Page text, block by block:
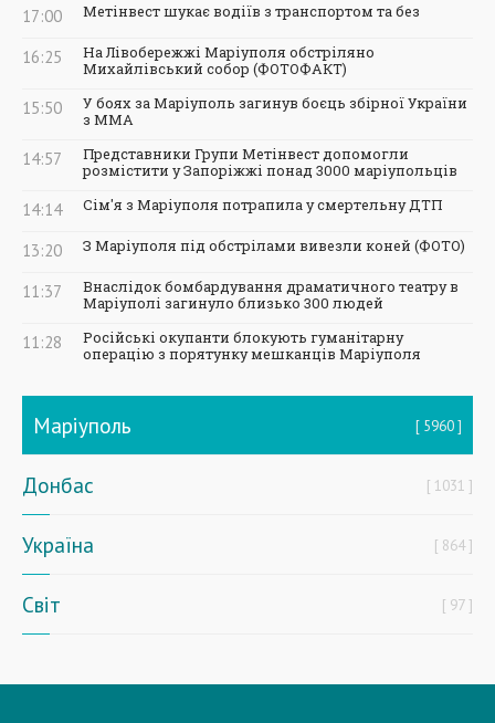
17:00 Метінвест шукає водіїв з транспортом та без
16:25
На Лівобережжі Маріуполя обстріляно
Михайлівський собор (ФОТОФАКТ)
15:50
У боях за Маріуполь загинув боєць збірної України
з ММА
14:57
Представники Групи Метінвест допомогли
розмістити у Запоріжжі понад 3000 маріупольців
14:14 Сім'я з Маріуполя потрапила у смертельну ДТП
13:20 З Маріуполя під обстрілами вивезли коней (ФОТО)
11:37
Внаслідок бомбардування драматичного театру в
Маріуполі загинуло близько 300 людей
11:28
Російські окупанти блокують гуманітарну
операцію з порятунку мешканців Маріуполя
Маріуполь 5960
Донбас 1031
Україна 864
Світ 97